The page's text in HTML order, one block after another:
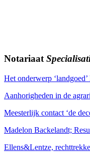
Notariaat
Het onderwerp
Aanhorigheden in de
Meesterlijk contact ‘de
Madelon Backelandt;
Ellens&Lentze,